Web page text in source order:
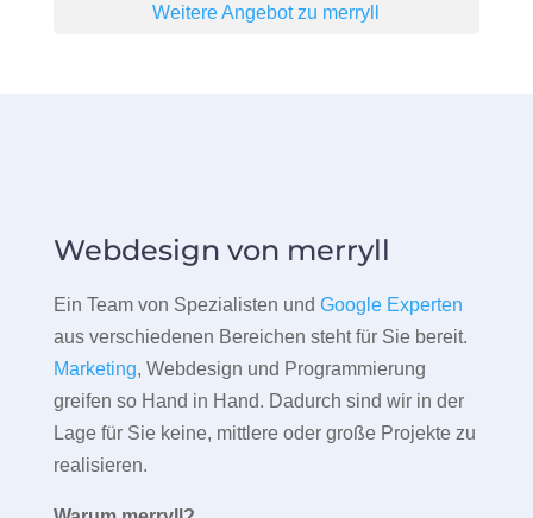
Weitere Angebot zu merryll
Webdesign von merryll
Ein Team von Spezialisten und Google Experten
aus verschiedenen Bereichen steht für Sie bereit.
Marketing, Webdesign und Programmierung
greifen so Hand in Hand. Dadurch sind wir in der
Lage für Sie keine, mittlere oder große Projekte zu
realisieren.